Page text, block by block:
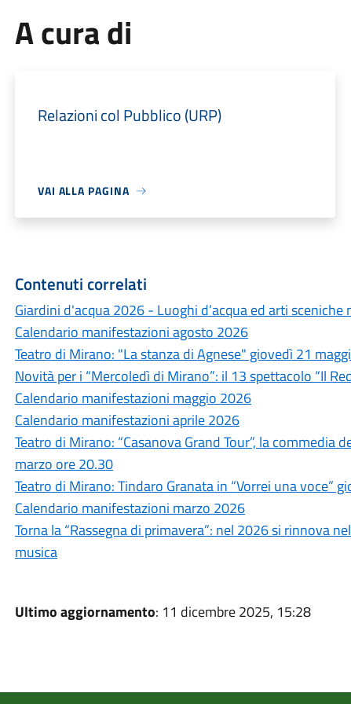
A cura di
Relazioni col Pubblico (URP)
VAI ALLA PAGINA
Contenuti correlati
Giardini d'acqua 2026 - Luoghi d’acqua ed arti sceniche
Calendario manifestazioni agosto 2026
Teatro di Mirano: "La stanza di Agnese" giovedì 21
Novità per i “Mercoledì di Mirano”: il 13 spettacolo “Il
Calendario manifestazioni maggio 2026
Calendario manifestazioni aprile 2026
Teatro di Mirano: “Casanova Grand Tour”, la commedia
marzo ore 20.30
Teatro di Mirano: Tindaro Granata in “Vorrei una voce”
Calendario manifestazioni marzo 2026
Torna la “Rassegna di primavera”: nel 2026 si rinnova
musica
Ultimo aggiornamento: 11 dicembre 2025, 15:28